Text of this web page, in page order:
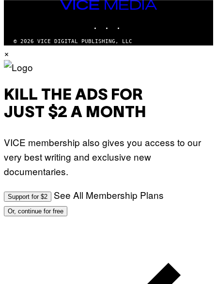
VICE
MEDIA
© 2026 VICE DIGITAL PUBLISHING, LLC
×
KILL THE ADS FOR
JUST $2 A MONTH
VICE membership also gives you access to our
very best writing and exclusive new
documentaries.
Support for $2 See All Membership Plans
Or, continue for free